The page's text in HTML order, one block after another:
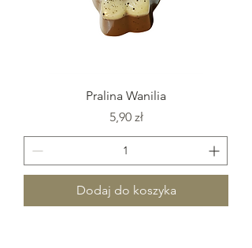
Pralina Wanilia
Cena
5,90 zł
Dodaj do koszyka